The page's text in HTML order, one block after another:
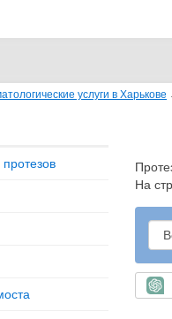
услуги в Харькове
На